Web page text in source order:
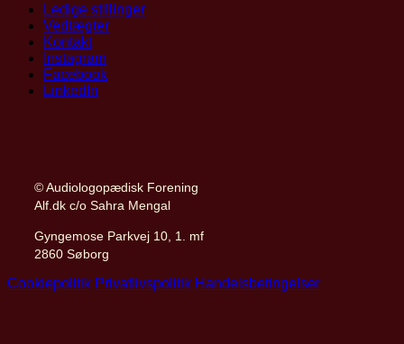
Ledige stillinger
Vedtægter
Kontakt
Instagram
Facebook
LinkedIn
© Audiologopædisk Forening
Alf.dk c/o Sahra Mengal
Gyngemose Parkvej 10, 1. mf
2860 Søborg
Cookiepolitik Privatlivspolitik Handelsbetingelser